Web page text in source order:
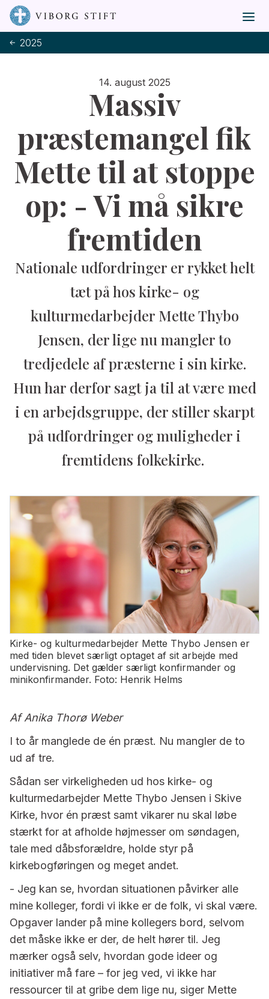
2025
14. august 2025
Massiv
præstemangel fik
Mette til at stoppe
op: - Vi må sikre
fremtiden
Nationale udfordringer er rykket helt
tæt på hos kirke- og
kulturmedarbejder Mette Thybo
Jensen, der lige nu mangler to
tredjedele af præsterne i sin kirke.
Hun har derfor sagt ja til at være med
i en arbejdsgruppe, der stiller skarpt
på udfordringer og muligheder i
fremtidens folkekirke.
Kirke- og kulturmedarbejder Mette Thybo Jensen er
med tiden blevet særligt optaget af sit arbejde med
undervisning. Det gælder særligt konfirmander og
minikonfirmander. Foto: Henrik Helms
Af Anika Thorø Weber
I to år manglede de én præst. Nu mangler de to
ud af tre.
Sådan ser virkeligheden ud hos kirke- og
kulturmedarbejder Mette Thybo Jensen i Skive
Kirke, hvor én præst samt vikarer nu skal løbe
stærkt for at afholde højmesser om søndagen,
tale med dåbsforældre, holde styr på
kirkebogføringen og meget andet.
- Jeg kan se, hvordan situationen påvirker alle
mine kolleger, fordi vi ikke er de folk, vi skal være.
Opgaver lander på mine kollegers bord, selvom
det måske ikke er der, de helt hører til. Jeg
mærker også selv, hvordan gode ideer og
initiativer må fare – for jeg ved, vi ikke har
ressourcer til at gribe dem lige nu, siger Mette